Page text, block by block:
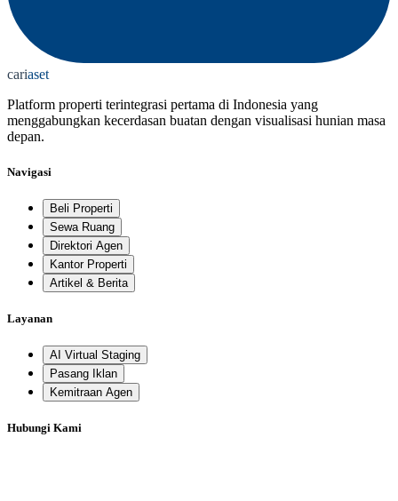
cariaset
Platform properti terintegrasi pertama di Indonesia yang
menggabungkan kecerdasan buatan dengan visualisasi hunian masa
depan.
Navigasi
Beli Properti
Sewa Ruang
Direktori Agen
Kantor Properti
Artikel & Berita
Layanan
AI Virtual Staging
Pasang Iklan
Kemitraan Agen
Hubungi Kami